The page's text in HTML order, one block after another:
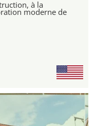
à la
moderne de